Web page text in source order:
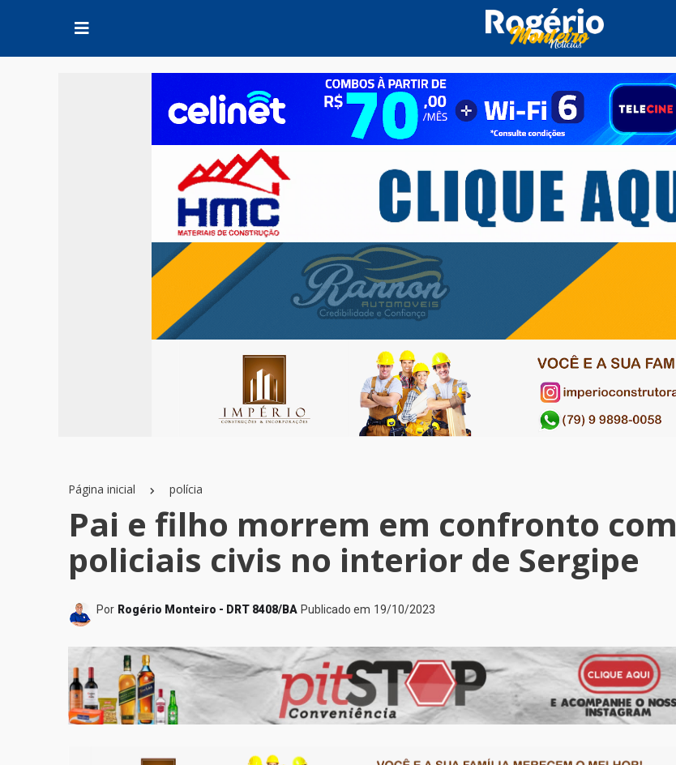
Página inicial polícia
Pai e filho morrem em confronto com
policiais civis no interior de Sergipe
Por Rogério Monteiro - DRT 8408/BA Publicado em 19/10/2023